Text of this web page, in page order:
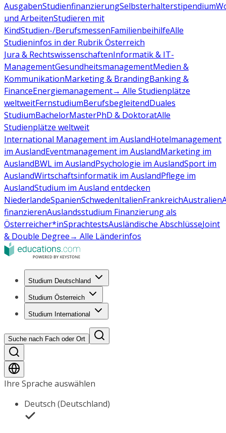
AusgabenStudienfinanzierungSelbsterhalterstipendium
und ArbeitenStudieren mit
KindStudien-/BerufsmessenFamilienbeihilfeAlle
Studieninfos in der Rubrik Österreich
Jura & RechtswissenschaftenInformatik & IT-
ManagementGesundheitsmanagementMedien &
KommunikationMarketing & BrandingBanking &
FinanceEnergiemanagement→ Alle Studienplätze
weltweitFernstudiumBerufsbegleitendDuales
StudiumBachelorMasterPhD & DoktoratAlle
Studienplätze weltweit
International Management im AuslandHotelmanagement
im AuslandEventmanagement im AuslandMarketing im
AuslandBWL im AuslandPsychologie im AuslandSport im
AuslandWirtschaftsinformatik im AuslandPflege im
AuslandStudium im Ausland entdecken
NiederlandeSpanienSchwedenItalienFrankreichAustralien
finanzierenAuslandsstudium Finanzierung als
Österreicher*inSprachtestsAusländische AbschlüsseJoint
& Double Degree→ Alle Länderinfos
Studium Deutschland
Studium Österreich
Studium International
Suche nach Fach oder Ort
Ihre Sprache auswählen
Deutsch (Deutschland)